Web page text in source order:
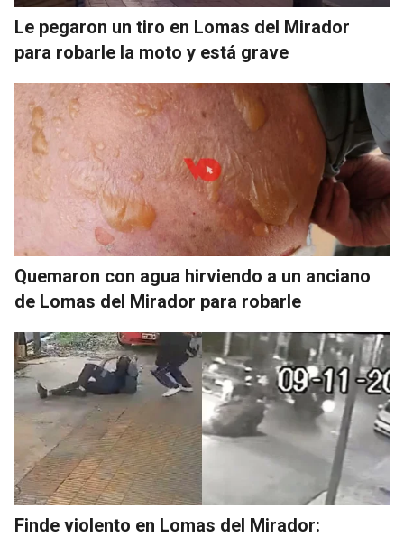
Le pegaron un tiro en Lomas del Mirador
para robarle la moto y está grave
Quemaron con agua hirviendo a un anciano
de Lomas del Mirador para robarle
Finde violento en Lomas del Mirador: